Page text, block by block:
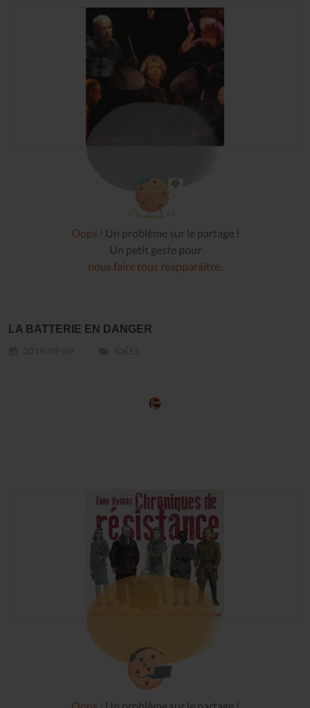
Oops ! Un problème sur le partage !
Un petit geste pour
nous faire tous réapparaître.
LA BATTERIE EN DANGER